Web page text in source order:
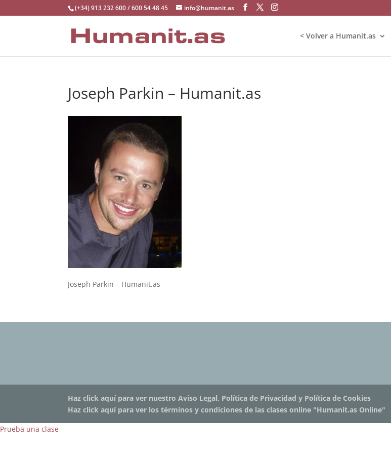
(+34) 913 232 600 / 600 54 48 45 info@humanit.as
< Volver a Humanit.as
Joseph Parkin – Humanit.as
Joseph Parkin – Humanit.as
Haz click aquí para ver nuestro Aviso Legal, Política de Privacidad y Política de Cookies
Haz click aquí para ver los términos y condiciones de las clases online "Humanit.as Online"
Prueba una clase